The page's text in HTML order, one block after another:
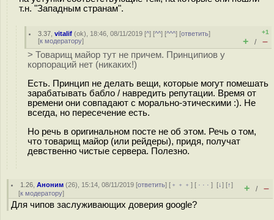
т.н. "Западным странам".
3.37 ,vitalif (ok), 18:46, 08/11/2019 [^] [^^] [^^^] [ответить]
[к модератору]
+1
+ / –
> Товарищ майор тут не причем. Принципиов у
корпораций нет (никаких!)
Есть. Принцип не делать вещи, которые могут помешать
зарабатывать бабло / навредить репутации. Время от
времени они совпадают с морально-этическими :). Не
всегда, но пересечение есть.
Но речь в оригинальном посте не об этом. Речь о том,
что товарищ майор (или рейдеры), придя, получат
девственно чистые сервера. Полезно.
1.26 ,Аноним (26), 15:14, 08/11/2019 [ответить] [ ﹢﹢﹢] [ · · ·][↓] [↑]
[к модератору] + / –
Для чипов заслуживающих доверия google?